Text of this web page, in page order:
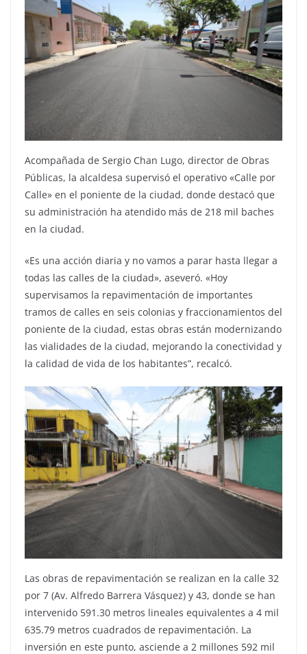
Acompañada de Sergio Chan Lugo, director de Obras
Públicas, la alcaldesa supervisó el operativo «Calle por
Calle» en el poniente de la ciudad, donde destacó que
su administración ha atendido más de 218 mil baches
en la ciudad.
«Es una acción diaria y no vamos a parar hasta llegar a
todas las calles de la ciudad», aseveró. «Hoy
supervisamos la repavimentación de importantes
tramos de calles en seis colonias y fraccionamientos del
poniente de la ciudad, estas obras están modernizando
las vialidades de la ciudad, mejorando la conectividad y
la calidad de vida de los habitantes”, recalcó.
Las obras de repavimentación se realizan en la calle 32
por 7 (Av. Alfredo Barrera Vásquez) y 43, donde se han
intervenido 591.30 metros lineales equivalentes a 4 mil
635.79 metros cuadrados de repavimentación. La
inversión en este punto, asciende a 2 millones 592 mil